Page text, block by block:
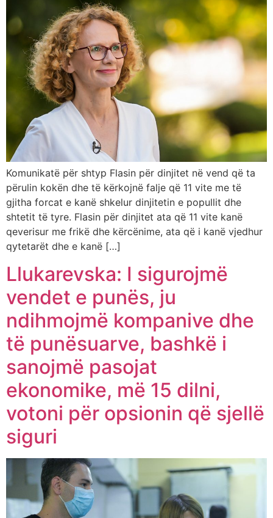
Komunikatë për shtyp Flasin për dinjitet në vend që ta
përulin kokën dhe të kërkojnë falje që 11 vite me të
gjitha forcat e kanë shkelur dinjitetin e popullit dhe
shtetit të tyre. Flasin për dinjitet ata që 11 vite kanë
qeverisur me frikë dhe kërcënime, ata që i kanë vjedhur
qytetarët dhe e kanë […]
Llukarevska: I sigurojmë
vendet e punës, ju
ndihmojmë kompanive dhe
të punësuarve, bashkë i
sanojmë pasojat
ekonomike, më 15 dilni,
votoni për opsionin që sjellë
siguri